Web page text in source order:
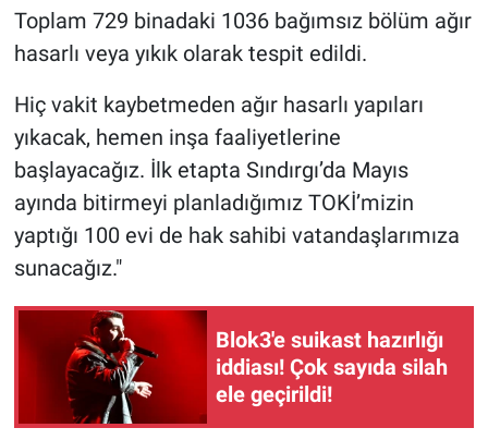
Toplam 729 binadaki 1036 bağımsız bölüm ağır
hasarlı veya yıkık olarak tespit edildi.
Hiç vakit kaybetmeden ağır hasarlı yapıları
yıkacak, hemen inşa faaliyetlerine
başlayacağız. İlk etapta Sındırgı’da Mayıs
ayında bitirmeyi planladığımız TOKİ’mizin
yaptığı 100 evi de hak sahibi vatandaşlarımıza
sunacağız."
Blok3'e suikast hazırlığı
iddiası! Çok sayıda silah
ele geçirildi!
Türkiye'nin Gündemi
Yerel Gündem
Yerel Yaşam
Canlı Yayın